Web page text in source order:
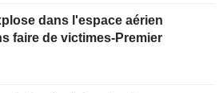
dans l'espace aérien
faire de victimes-Premier